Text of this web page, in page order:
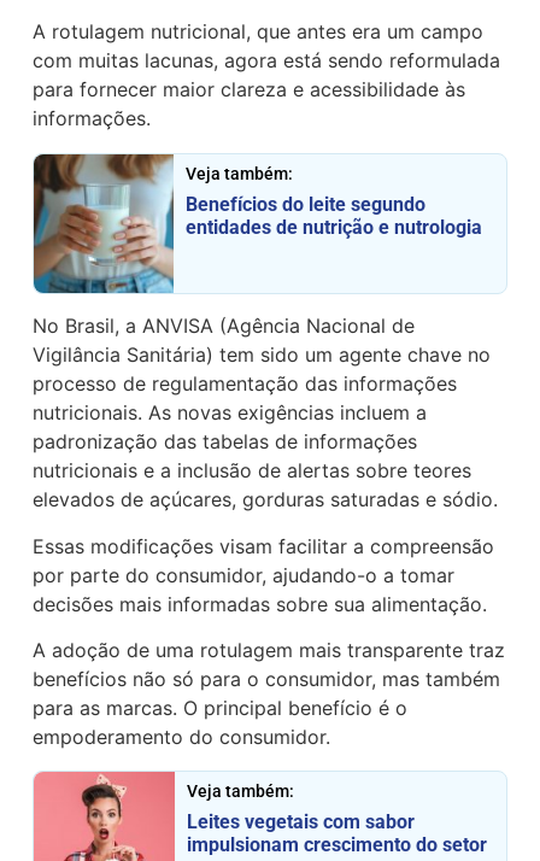
A rotulagem nutricional, que antes era um campo
com muitas lacunas, agora está sendo reformulada
para fornecer maior clareza e acessibilidade às
informações.
Veja também:
Benefícios do leite segundo
entidades de nutrição e nutrologia
No Brasil, a ANVISA (Agência Nacional de
Vigilância Sanitária) tem sido um agente chave no
processo de regulamentação das informações
nutricionais. As novas exigências incluem a
padronização das tabelas de informações
nutricionais e a inclusão de alertas sobre teores
elevados de açúcares, gorduras saturadas e sódio.
Essas modificações visam facilitar a compreensão
por parte do consumidor, ajudando-o a tomar
decisões mais informadas sobre sua alimentação.
A adoção de uma rotulagem mais transparente traz
benefícios não só para o consumidor, mas também
para as marcas. O principal benefício é o
empoderamento do consumidor.
Veja também:
Leites vegetais com sabor
impulsionam crescimento do setor